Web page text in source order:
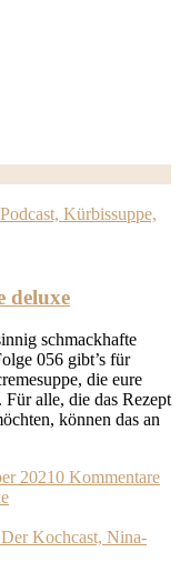
deluxe
schmackhafte
056 gibt’s für
die eure
alle, die das Rezept
können das an
20210 Kommentare